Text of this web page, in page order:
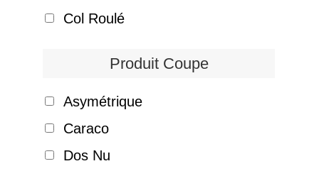
Col Roulé
Produit Coupe
Asymétrique
Caraco
Dos Nu